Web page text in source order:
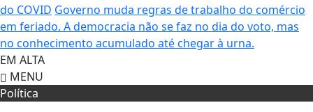
do COVID Governo muda regras de trabalho do comércio
em feriado. A democracia não se faz no dia do voto, mas
no conhecimento acumulado até chegar à urna.
EM ALTA
MENU
Política